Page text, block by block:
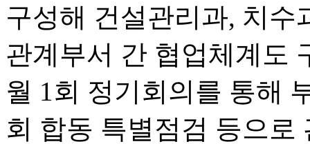
구성해 건설관리과, 치수
관계부서 간 협업체계도
월 1회 정기회의를 통해
회 합동 특별점검 등으로